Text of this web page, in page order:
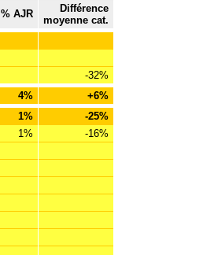
% AJR
Différence
moyenne cat.
-32%
4%
+6%
1%
-25%
1%
-16%